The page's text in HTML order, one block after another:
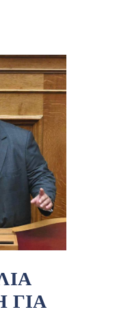
ΓΙΑ